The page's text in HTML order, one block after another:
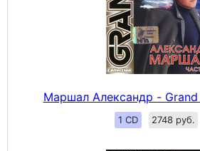
Маршал Александр -
1 CD 2748 руб.